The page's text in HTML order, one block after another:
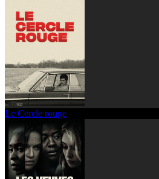
Le Cercle rouge